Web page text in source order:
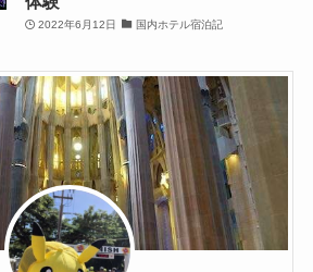
2022年6月12日 国内ホテル宿泊記